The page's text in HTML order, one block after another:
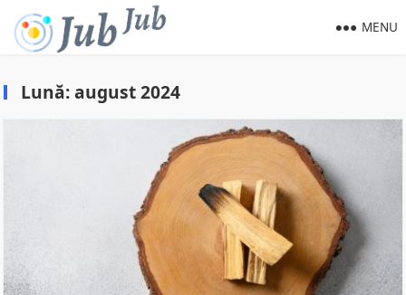
MENU
Lună:august 2024